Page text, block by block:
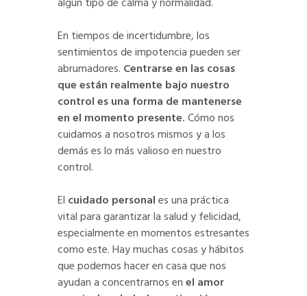
En tiempos de incertidumbre, los
sentimientos de impotencia pueden ser
abrumadores. Centrarse en las cosas
que están realmente bajo nuestro
control es una forma de mantenerse
en el momento presente.Cómo nos
cuidamos a nosotros mismos y a los
demás es lo más valioso en nuestro
control.
El cuidado personales una práctica
vital para garantizar la salud y felicidad,
especialmente en momentos estresantes
como este. Hay muchas cosas y hábitos
que podemos hacer en casa que nos
ayudan a concentrarnos enel amor